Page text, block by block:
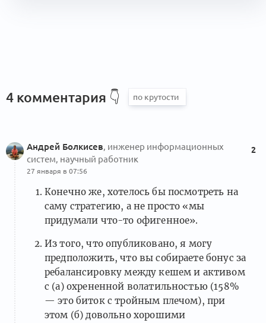
4 комментария 👇
Андрей Болкисев, инженер информационных
систем, научный работник
27 января в 07:56
2
Конечно же, хотелось бы посмотреть на
саму стратегию, а не просто «мы
придумали что-то офигенное».
Из того, что опубликовано, я могу
предположить, что вы собираете бонус за
ребалансировку между кешем и активом
с (а) охрененной волатильностью (158%
— это биток с тройным плечом), при
этом (б) довольно хорошими